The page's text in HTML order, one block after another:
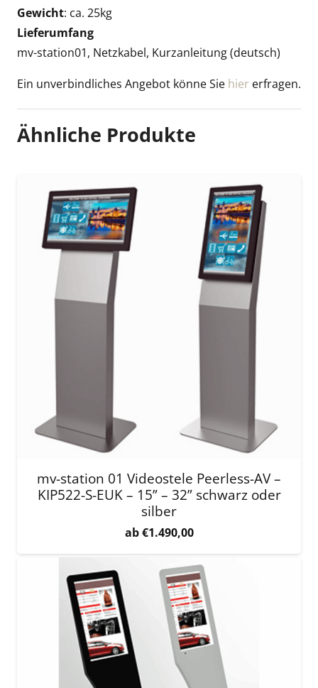
Gewicht: ca. 25kg
Lieferumfang
mv-station01, Netzkabel, Kurzanleitung (deutsch)
Ein unverbindliches Angebot könne Sie hier erfragen.
Ähnliche Produkte
mv-station 01 Videostele Peerless-AV –
KIP522-S-EUK – 15” – 32” schwarz oder
silber
€1.490,00